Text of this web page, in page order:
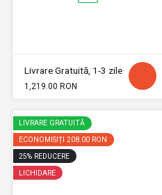
Livrare Gratuită, 1-3 zile
1,219.00 RON
LIVRARE GRATUITĂ
ECONOMISIȚI 208.00 RON
25% REDUCERE
LICHIDARE